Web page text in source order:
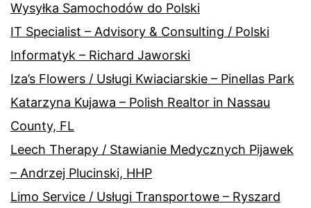
Wysyłka Samochodów do Polski
IT Specialist – Advisory & Consulting / Polski
Informatyk – Richard Jaworski
Iza’s Flowers / Usługi Kwiaciarskie – Pinellas Park
Katarzyna Kujawa – Polish Realtor in Nassau
County, FL
Leech Therapy / Stawianie Medycznych Pijawek
– Andrzej Plucinski, HHP
Limo Service / Usługi Transportowe – Ryszard